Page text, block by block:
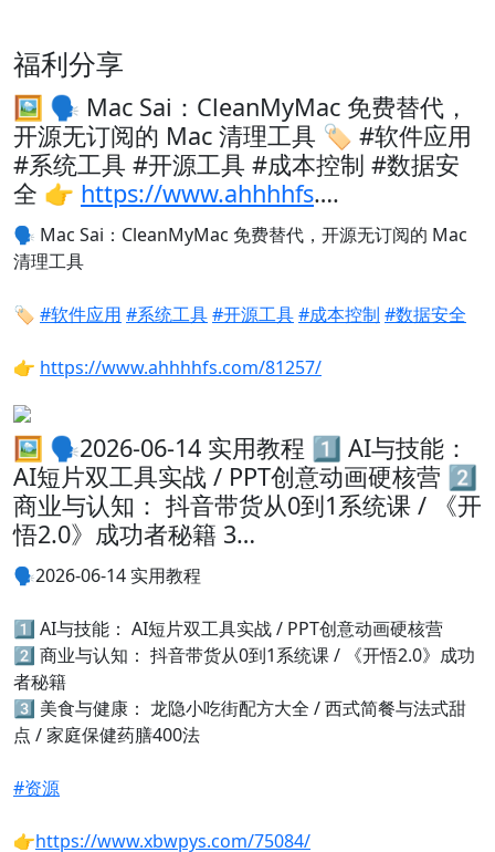
福利分享
🖼 🗣️ Mac Sai：CleanMyMac 免费替代，
开源无订阅的 Mac 清理工具 🏷️ #软件应用
#系统工具 #开源工具 #成本控制 #数据安
全 👉 https://www.ahhhhfs….
🗣️ Mac Sai：CleanMyMac 免费替代，开源无订阅的 Mac
清理工具
🏷️ #软件应用 #系统工具#开源工具#成本控制 #数据安全
👉 https://www.ahhhhfs.com/81257/
🖼 🗣️2026-06-14 实用教程 1️⃣ AI与技能：
AI短片双工具实战 / PPT创意动画硬核营 2️⃣
商业与认知： 抖音带货从0到1系统课 / 《开
悟2.0》成功者秘籍 3…
🗣️2026-06-14 实用教程
1️⃣ AI与技能： AI短片双工具实战 / PPT创意动画硬核营
2️⃣ 商业与认知： 抖音带货从0到1系统课 / 《开悟2.0》成功
者秘籍
3️⃣ 美食与健康： 龙隐小吃街配方大全 / 西式简餐与法式甜
点 / 家庭保健药膳400法
#资源
👉https://www.xbwpys.com/75084/